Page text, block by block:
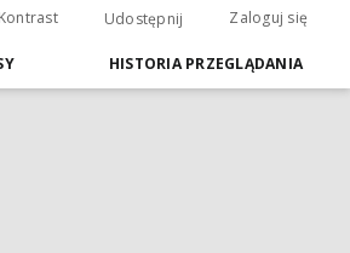
Kontrast Udostępnij Zaloguj się
HISTORIA PRZEGLĄDANIA